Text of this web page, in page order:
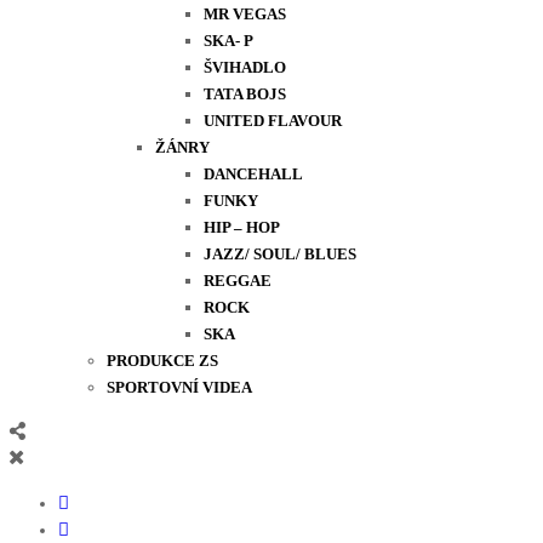
MR VEGAS
SKA- P
ŠVIHADLO
TATA BOJS
UNITED FLAVOUR
ŽÁNRY
DANCEHALL
FUNKY
HIP – HOP
JAZZ/ SOUL/ BLUES
REGGAE
ROCK
SKA
PRODUKCE ZS
SPORTOVNÍ VIDEA